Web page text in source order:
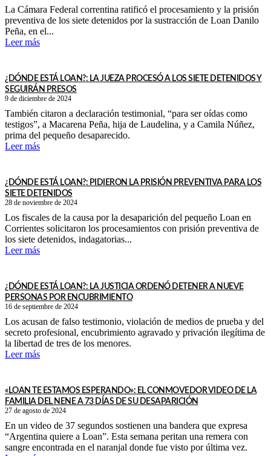
La Cámara Federal correntina ratificó el procesamiento y la prisión
preventiva de los siete detenidos por la sustracción de Loan Danilo
Peña, en el...
Leer más
¿DÓNDE ESTÁ LOAN?: LA JUEZA PROCESÓ A LOS SIETE DETENIDOS Y
SEGUIRÁN PRESOS
9 de diciembre de 2024
También citaron a declaración testimonial, “para ser oídas como
testigos”, a Macarena Peña, hija de Laudelina, y a Camila Núñez,
prima del pequeño desaparecido.
Leer más
¿DÓNDE ESTÁ LOAN?: PIDIERON LA PRISIÓN PREVENTIVA PARA LOS
SIETE DETENIDOS
28 de noviembre de 2024
Los fiscales de la causa por la desaparición del pequeño Loan en
Corrientes solicitaron los procesamientos con prisión preventiva de
los siete detenidos, indagatorias...
Leer más
¿DÓNDE ESTÁ LOAN?: LA JUSTICIA ORDENÓ DETENER A NUEVE
PERSONAS POR ENCUBRIMIENTO
16 de septiembre de 2024
Los acusan de falso testimonio, violación de medios de prueba y del
secreto profesional, encubrimiento agravado y privación ilegítima de
la libertad de tres de los menores.
Leer más
«LOAN TE ESTAMOS ESPERANDO»: EL CONMOVEDOR VIDEO DE LA
FAMILIA DEL NENE A 73 DÍAS DE SU DESAPARICIÓN
27 de agosto de 2024
En un video de 37 segundos sostienen una bandera que expresa
“Argentina quiere a Loan”. Esta semana peritan una remera con
sangre encontrada en el naranjal donde fue visto por última vez.